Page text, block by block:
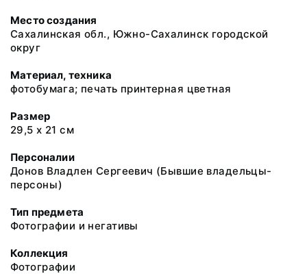
Место создания
Сахалинская обл., Южно-Сахалинск городской
округ
Материал, техника
фотобумага; печать принтерная цветная
Размер
29,5 х 21 см
Персоналии
Донов Владлен Сергеевич (Бывшие владельцы-
персоны)
Тип предмета
Фотографии и негативы
Коллекция
Фотографии